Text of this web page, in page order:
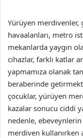
Yürüyen merdivenler,
havaalanları, metro
mekanlarda yaygın
cihazlar, farklı katlar
yapmamıza olanak
beraberinde
çocuklar, yürüyen
kazalar sonucu ciddi
nedenle,
merdiven kullanırken